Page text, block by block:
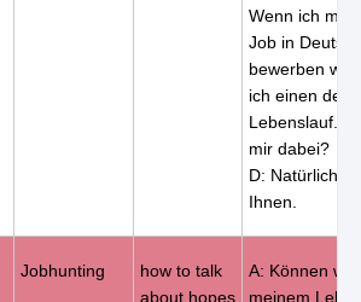
Wenn ich
Job in
bewerben
ich einen
Lebenslauf.
mir dabei?
D: Natürlich
Ihnen.
Jobhunting
how to talk
about hopes
A: Können wir
meinem